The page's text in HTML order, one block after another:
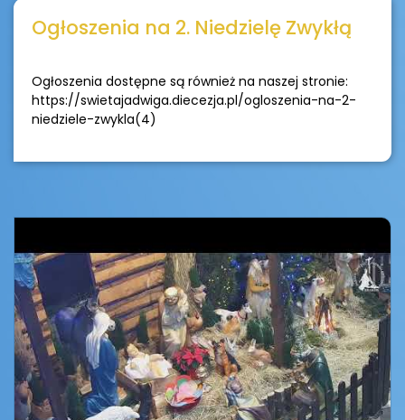
Ogłoszenia na 2. Niedzielę Zwykłą
Ogłoszenia dostępne są również na naszej stronie:
https://swietajadwiga.diecezja.pl/ogloszenia-na-2-
niedziele-zwykla(4)